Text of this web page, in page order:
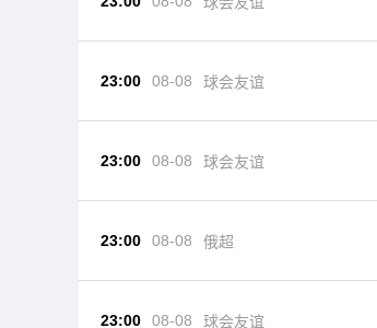
23:00 08-08 球会友谊
23:00 08-08 球会友谊
23:00 08-08 俄超
23:00 08-08 球会友谊